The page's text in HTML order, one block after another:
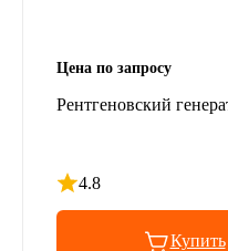
Цена по запросу
Рентгеновский
4.8
Рейтинг 4.8 из 5
Купить